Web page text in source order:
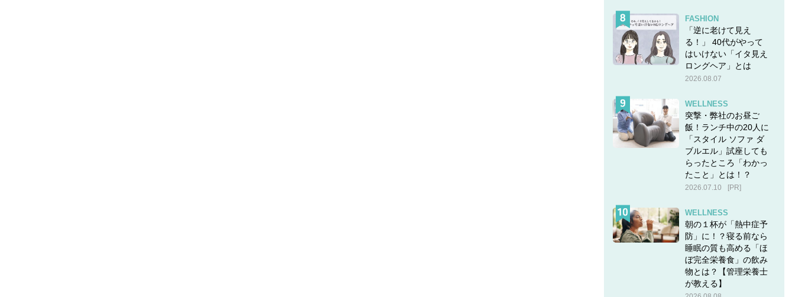
FASHION
「逆に老けて見え
る！」 40代がやって
はいけない「イタ見え
ロングヘア」とは
2026.08.07
WELLNESS
突撃・弊社のお昼ご
飯！ランチ中の20人に
「スタイル ソファ ダ
ブルエル」試座しても
らったところ「わかっ
たこと」とは！？
2026.07.10 [PR]
WELLNESS
朝の１杯が「熱中症予
防」に！？寝る前なら
睡眠の質も高める「ほ
ぼ完全栄養食」の飲み
物とは？【管理栄養士
が教える】